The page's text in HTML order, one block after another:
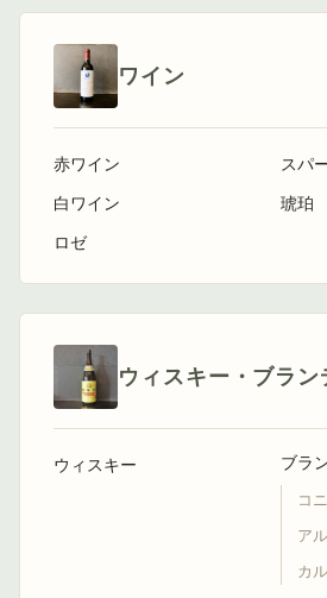
ワイン
赤ワイン
白ワイン
ロゼ
スパ
琥珀
ウィスキー・ブラン
ウィスキー ブラ
コ
ア
カ